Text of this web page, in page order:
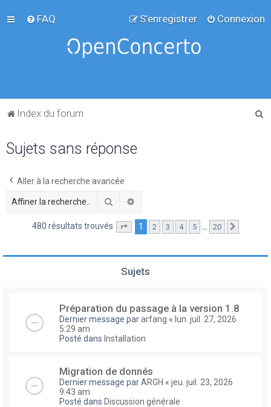
FAQ Connexion
S’enregistrer
Index du forum
Sujets sans réponse
Aller à la recherche avancée
Rechercher
480 résultats trouvés Page sur20
1 2 3 4 5 … 20
Sujets
Préparation du passage à la version 1.8
Dernier message pararfang « lun. juil. 27, 2026
5:29 am
Posté dans Installation
Migration de donnés
Dernier message parARGH « jeu. juil. 23, 2026
9:43 am
Posté dans Discussion générale